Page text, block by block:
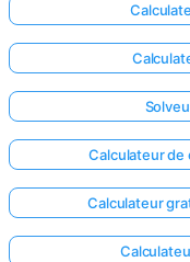
Calculateur
Calculateur